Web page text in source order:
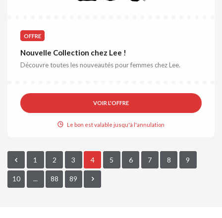
OFFRE
Nouvelle Collection chez Lee !
Découvre toutes les nouveautés pour femmes chez Lee.
VOIR L'OFFRE
Le bon est valable jusqu'à l'annulation
1 2 3 4 5 6 7 8 9
10 ... 88 89